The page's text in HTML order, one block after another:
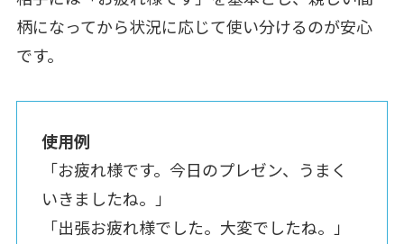
柄になってから状況に応じて使い分けるのが安心
です。
使用例
「お疲れ様です。今日のプレゼン、うまく
いきましたね。」
「出張お疲れ様でした。大変でしたね。」